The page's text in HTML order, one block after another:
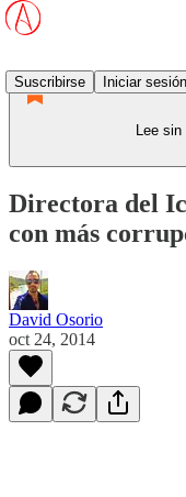
Suscribirse
Iniciar sesión
Lee
Directora del
con más
David Osorio
oct 24, 2014